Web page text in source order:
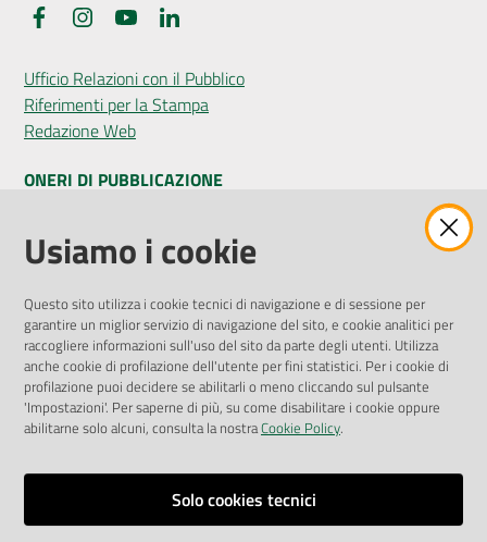
FacebookInstagramYouTube
Ufficio Relazioni con il Pubblico
Riferimenti per la Stampa
Redazione Web
ONERI DI PUBBLICAZIONE
Amministrazione Trasparente
Pubblicità legale
Privacy Policy
Attuazione Misure PNRR
Liste di Attesa
ENTI, IMPRESE E PARTNER
Fatturazione Elettronica
Richiesta Patrocinio
Usiamo i cookie
Questo sito utilizza i cookie tecnici di navigazione e di sessione per
garantire un miglior servizio di navigazione del sito, e cookie analitici per
raccogliere informazioni sull'uso del sito da parte degli utenti. Utilizza
anche cookie di profilazione dell'utente per fini statistici. Per i cookie di
profilazione puoi decidere se abilitarli o meno cliccando sul pulsante
'Impostazioni'. Per saperne di più, su come disabilitare i cookie oppure
abilitarne solo alcuni, consulta la nostraCookie Policy.
Solo cookies tecnici